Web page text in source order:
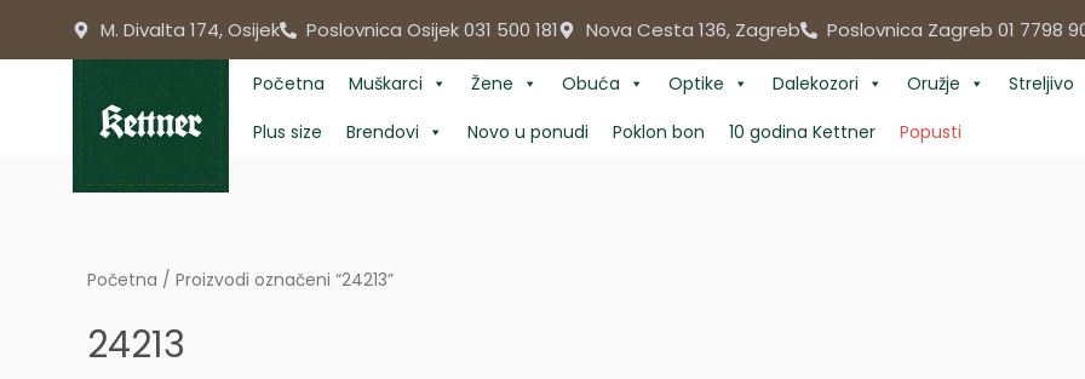
M. Divalta 174, Osijek Poslovnica Osijek 031 500 181 Nova Cesta 136, Zagreb Poslovnica Zagreb 01 7798
Početna Muškarci Žene Obuća Optike Dalekozori Oružje Streljivo
Plus size
Brendovi Novo u ponudi Poklon bon 10 godina Kettner Popusti
Početna / Proizvodi označeni “24213”
24213